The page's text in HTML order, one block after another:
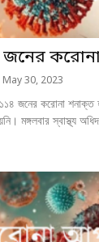
জনের
May 30, 2023
জনের করোনা শনাক্ত
মঙ্গলবার স্বাস্থ্য